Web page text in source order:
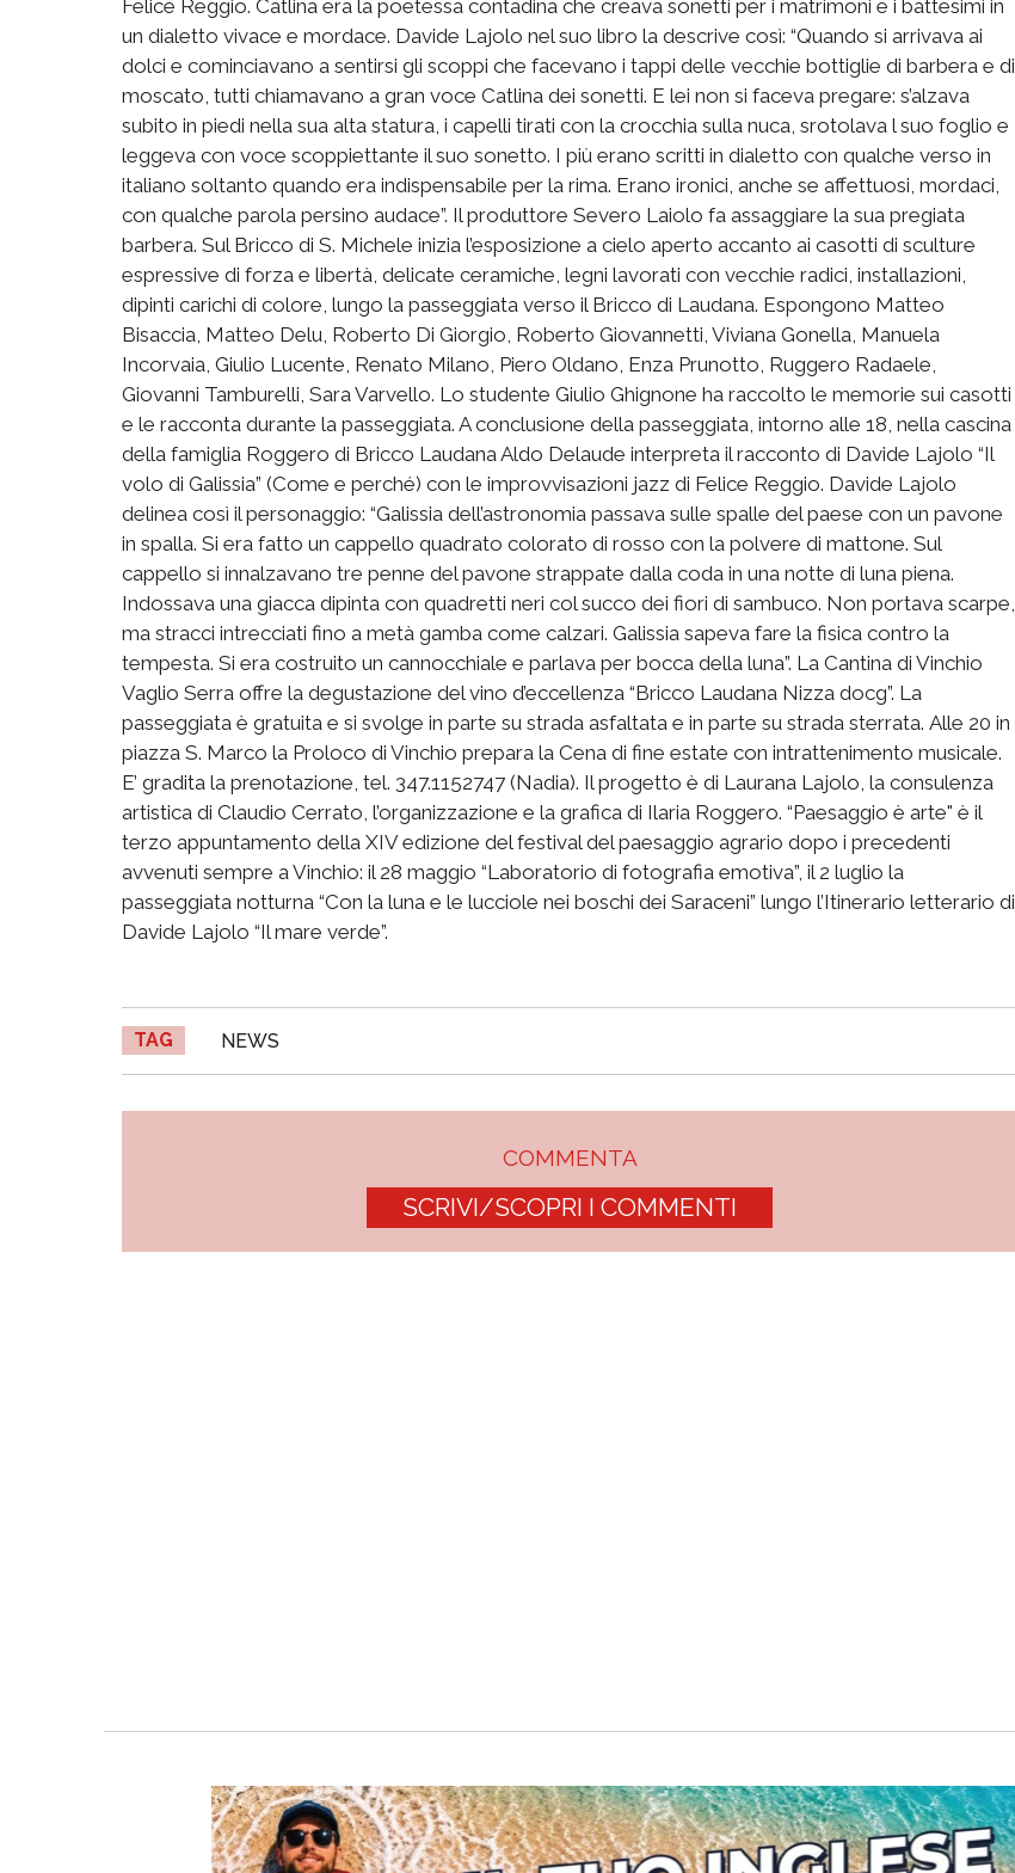
Felice Reggio. Catlina era la poetessa contadina che creava sonetti per i matrimoni e i battesimi in
un dialetto vivace e mordace. Davide Lajolo nel suo libro la descrive così: “Quando si arrivava ai
dolci e cominciavano a sentirsi gli scoppi che facevano i tappi delle vecchie bottiglie di barbera e di
moscato, tutti chiamavano a gran voce Catlina dei sonetti. E lei non si faceva pregare: s’alzava
subito in piedi nella sua alta statura, i capelli tirati con la crocchia sulla nuca, srotolava l suo foglio e
leggeva con voce scoppiettante il suo sonetto. I più erano scritti in dialetto con qualche verso in
italiano soltanto quando era indispensabile per la rima. Erano ironici, anche se affettuosi, mordaci,
con qualche parola persino audace”. Il produttore Severo Laiolo fa assaggiare la sua pregiata
barbera. Sul Bricco di S. Michele inizia l’esposizione a cielo aperto accanto ai casotti di sculture
espressive di forza e libertà, delicate ceramiche, legni lavorati con vecchie radici, installazioni,
dipinti carichi di colore, lungo la passeggiata verso il Bricco di Laudana. Espongono Matteo
Bisaccia, Matteo Delu, Roberto Di Giorgio, Roberto Giovannetti, Viviana Gonella, Manuela
Incorvaia, Giulio Lucente, Renato Milano, Piero Oldano, Enza Prunotto, Ruggero Radaele,
Giovanni Tamburelli, Sara Varvello. Lo studente Giulio Ghignone ha raccolto le memorie sui casotti
e le racconta durante la passeggiata. A conclusione della passeggiata, intorno alle 18, nella cascina
della famiglia Roggero di Bricco Laudana Aldo Delaude interpreta il racconto di Davide Lajolo “Il
volo di Galissia” (Come e perché) con le improvvisazioni jazz di Felice Reggio. Davide Lajolo
delinea così il personaggio: “Galissia dell’astronomia passava sulle spalle del paese con un pavone
in spalla. Si era fatto un cappello quadrato colorato di rosso con la polvere di mattone. Sul
cappello si innalzavano tre penne del pavone strappate dalla coda in una notte di luna piena.
Indossava una giacca dipinta con quadretti neri col succo dei fiori di sambuco. Non portava scarpe,
ma stracci intrecciati fino a metà gamba come calzari. Galissia sapeva fare la fisica contro la
tempesta. Si era costruito un cannocchiale e parlava per bocca della luna”. La Cantina di Vinchio
Vaglio Serra offre la degustazione del vino d’eccellenza “Bricco Laudana Nizza docg”. La
passeggiata è gratuita e si svolge in parte su strada asfaltata e in parte su strada sterrata. Alle 20 in
piazza S. Marco la Proloco di Vinchio prepara la Cena di fine estate con intrattenimento musicale.
E’ gradita la prenotazione, tel. 347.1152747 (Nadia). Il progetto è di Laurana Lajolo, la consulenza
artistica di Claudio Cerrato, l’organizzazione e la grafica di Ilaria Roggero. “Paesaggio è arte" è il
terzo appuntamento della XIV edizione del festival del paesaggio agrario dopo i precedenti
avvenuti sempre a Vinchio: il 28 maggio “Laboratorio di fotografia emotiva”, il 2 luglio la
passeggiata notturna “Con la luna e le lucciole nei boschi dei Saraceni” lungo l’Itinerario letterario di
Davide Lajolo “Il mare verde”.
TAG NEWS
COMMENTA
SCRIVI/SCOPRI I COMMENTI